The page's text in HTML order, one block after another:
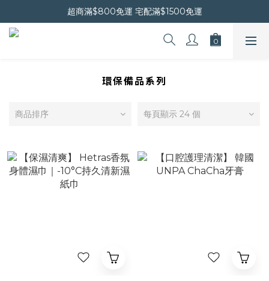
晚安會員新上線｜新會員現折$30
超商滿$800免運 宅配滿$1500免運
晚安會員新上線｜新會員現折$30
環保備品系列
商品排序 每頁顯示 24 個